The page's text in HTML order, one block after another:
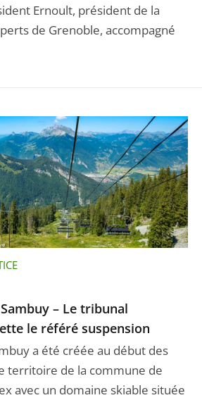
Ernoult, président de la
de Grenoble, accompagné
– Le tribunal
le référé suspension
a été créée au début des
territoire de la commune de
avec un domaine skiable située